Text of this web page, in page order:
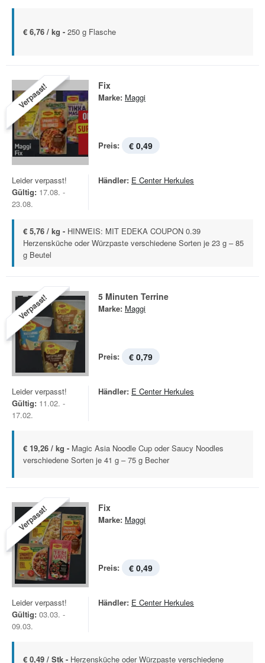
€ 6,76 / kg - 250 g Flasche
Verpasst! Fix
Marke: Maggi
Preis: € 0,49
Leider verpasst!
Gültig: 17.08. -
23.08.
Händler: E Center Herkules
€ 5,76 / kg - HINWEIS: MIT EDEKA COUPON 0.39
Herzensküche oder Würzpaste verschiedene Sorten je 23 g – 85
g Beutel
Verpasst! 5 Minuten Terrine
Marke: Maggi
Preis: € 0,79
Leider verpasst!
Gültig: 11.02. -
17.02.
Händler: E Center Herkules
€ 19,26 / kg - Magic Asia Noodle Cup oder Saucy Noodles
verschiedene Sorten je 41 g – 75 g Becher
Verpasst! Fix
Marke: Maggi
Preis: € 0,49
Leider verpasst!
Gültig: 03.03. -
09.03.
Händler: E Center Herkules
€ 0,49 / Stk - Herzensküche oder Würzpaste verschiedene